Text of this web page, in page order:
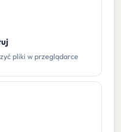
pliki w przeglądarce